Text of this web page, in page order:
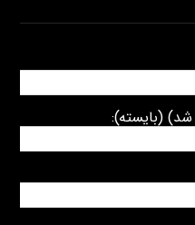
شد) (بایسته):